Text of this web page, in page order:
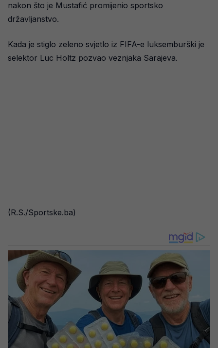
nakon što je Mustafić promijenio sportsko
državljanstvo.
Kada je stiglo zeleno svjetlo iz FIFA-e luksemburški je
selektor Luc Holtz pozvao veznjaka Sarajeva.
(R.S./Sportske.ba)